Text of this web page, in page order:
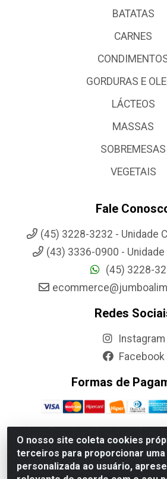
O nosso site coleta cookies
terceiros para proporcionar
personalizada ao usuário,
BATATAS
CARNES
GORDURAS E
LÁCTEOS
MASSAS
SOBREMESAS
VEGETAIS
Fale
(45) 3228-3232 - Unidade
(43) 3336-0900 - Unidade
(45) 3228-
Redes
Instagram
Facebook
Formas de
Jumbo Alimentos Cascavel - Matriz -
Santos Dumont, Cascavel-PR - CEP